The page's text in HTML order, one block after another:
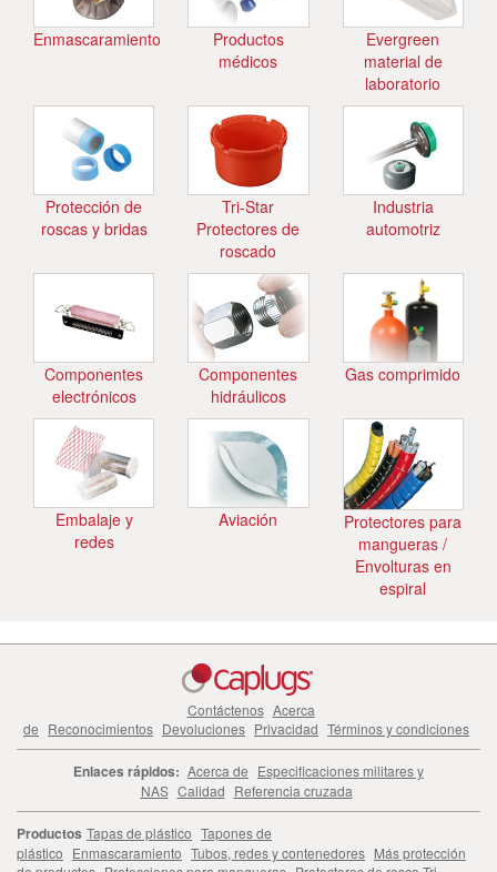
Enmascaramiento
Productos
médicos
Evergreen
material de
laboratorio
Protección de
roscas y bridas
Tri-Star
Protectores de
roscado
Industria
automotriz
Componentes
electrónicos
Componentes
hidráulicos
Gas comprimido
Embalaje y
redes
Aviación
Protectores para
mangueras /
Envolturas en
espiral
Contáctenos Acerca
de Reconocimientos Devoluciones Privacidad Términos y condiciones
Enlaces rápidos: Acerca de Especificaciones militares y
NAS Calidad Referencia cruzada
Productos Tapas de plástico Tapones de
plástico Enmascaramiento Tubos, redes y contenedores Más protección